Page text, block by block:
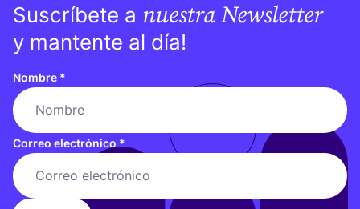
Suscríbete a nuestra Newsletter
y mantente al día!
Nombre *
Correo electrónico *